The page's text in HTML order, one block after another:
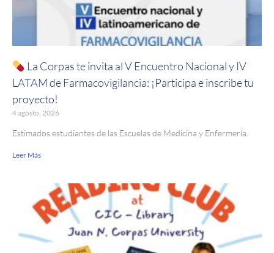
La Corpas te invita al V Encuentro Nacional y IV
LATAM de Farmacovigilancia: ¡Participa e inscribe tu
proyecto!
4 agosto, 2026
Estimados estudiantes de las Escuelas de Medicina y Enfermería.
Leer Más